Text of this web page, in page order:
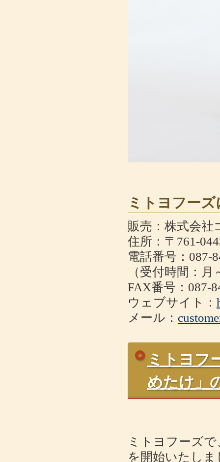
ミトヨフー
販売：株式会社
住所：〒761-
電話番号：087-
（受付時間：
FAX番号：087-
ウェブサイト：
メール：
ミトヨフ
めたけ」
ミトヨフーズ
を開始いたしま